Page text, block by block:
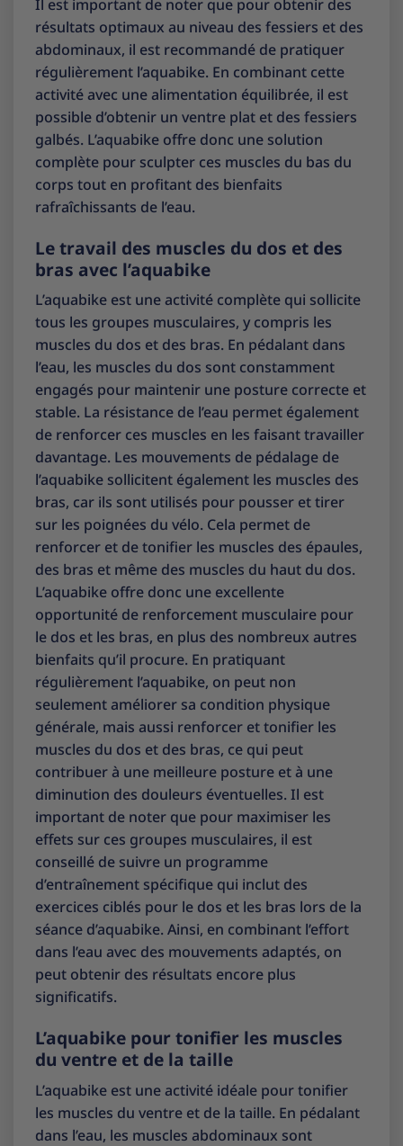
Il est important de noter que pour obtenir des
résultats optimaux au niveau des fessiers et des
abdominaux, il est recommandé de pratiquer
régulièrement l’aquabike. En combinant cette
activité avec une alimentation équilibrée, il est
possible d’obtenir un ventre plat et des fessiers
galbés. L’aquabike offre donc une solution
complète pour sculpter ces muscles du bas du
corps tout en profitant des bienfaits
rafraîchissants de l’eau.
Le travail des muscles du dos et des
bras avec l’aquabike
L’aquabike est une activité complète qui sollicite
tous les groupes musculaires, y compris les
muscles du dos et des bras. En pédalant dans
l’eau, les muscles du dos sont constamment
engagés pour maintenir une posture correcte et
stable. La résistance de l’eau permet également
de renforcer ces muscles en les faisant travailler
davantage. Les mouvements de pédalage de
l’aquabike sollicitent également les muscles des
bras, car ils sont utilisés pour pousser et tirer
sur les poignées du vélo. Cela permet de
renforcer et de tonifier les muscles des épaules,
des bras et même des muscles du haut du dos.
L’aquabike offre donc une excellente
opportunité de renforcement musculaire pour
le dos et les bras, en plus des nombreux autres
bienfaits qu’il procure. En pratiquant
régulièrement l’aquabike, on peut non
seulement améliorer sa condition physique
générale, mais aussi renforcer et tonifier les
muscles du dos et des bras, ce qui peut
contribuer à une meilleure posture et à une
diminution des douleurs éventuelles. Il est
important de noter que pour maximiser les
effets sur ces groupes musculaires, il est
conseillé de suivre un programme
d’entraînement spécifique qui inclut des
exercices ciblés pour le dos et les bras lors de la
séance d’aquabike. Ainsi, en combinant l’effort
dans l’eau avec des mouvements adaptés, on
peut obtenir des résultats encore plus
significatifs.
L’aquabike pour tonifier les muscles
du ventre et de la taille
L’aquabike est une activité idéale pour tonifier
les muscles du ventre et de la taille. En pédalant
dans l’eau, les muscles abdominaux sont